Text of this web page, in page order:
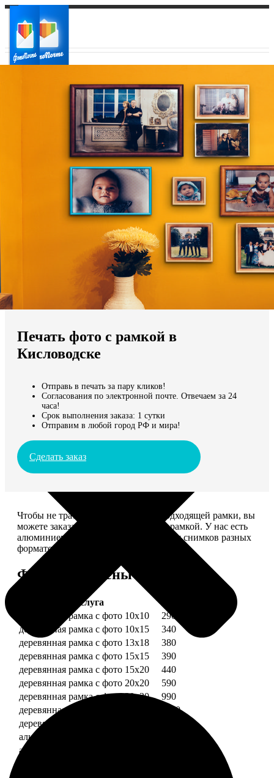
Ваш регион доставки
Выберите из списка:
Мы доставляем по всему миру
Продолжить без города
Печать фото с рамкой в
Кисловодске
Отправь в печать за пару кликов!
Согласования по электронной почте. Отвечаем за 24
часа!
Срок выполнения заказа: 1 сутки
Отправим в любой город РФ и мира!
Сделать заказ
Чтобы не тратить время на поиск подходящей рамки, вы
можете заказать печать фото сразу с рамкой. У нас есть
алюминиевые и деревянные рамки для снимков разных
форматов.
Форматы и цены
Услуга
деревянная рамка с фото 10х10
290
деревянная рамка с фото 10х15
340
деревянная рамка с фото 13х18
380
деревянная рамка с фото 15х15
390
деревянная рамка с фото 15х20
440
деревянная рамка с фото 20х20
590
деревянная рамка с фото 20х30
990
деревянная рамка с фото 30х30
1190
деревянная рамка с фото 30х40
алюминиевая рамка с фото 10х15
алюминиевая рамка с фото 20х30